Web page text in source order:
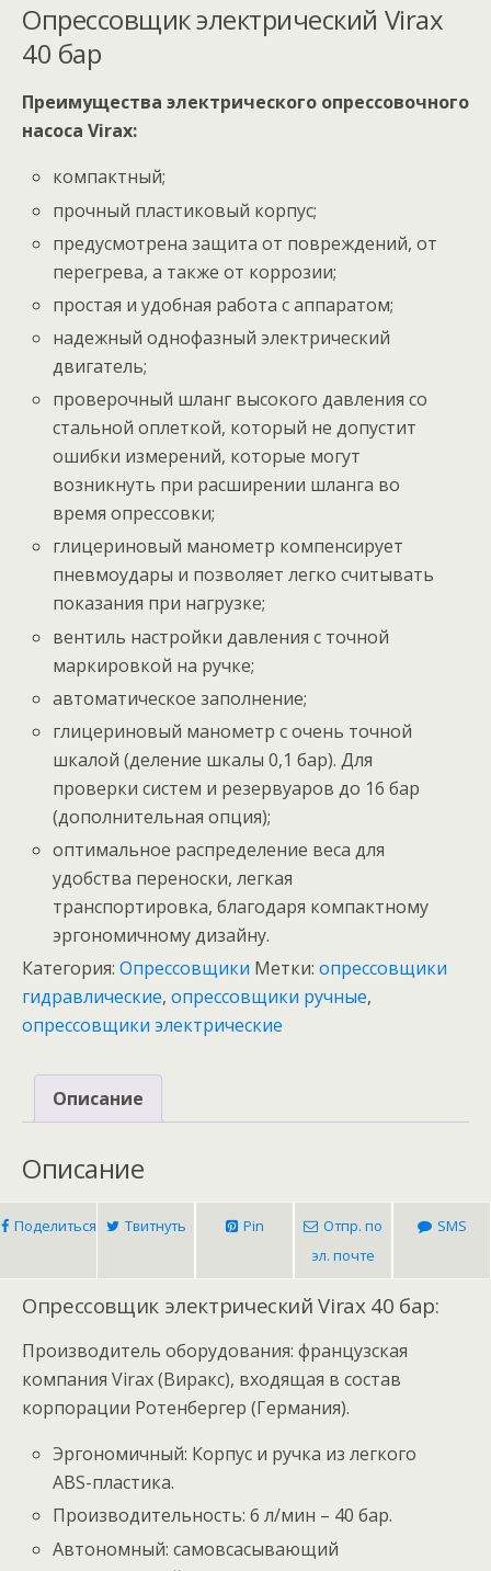
Опрессовщик электрический Virax
40 бар
Преимущества электрического опрессовочного
насоса Virax:
компактный;
прочный пластиковый корпус;
предусмотрена защита от повреждений, от
перегревa, а также от коррозии;
простая и удобная работа с аппаратом;
надежный однофазный электрический
двигатель;
проверочный шланг высокого давления со
стальной оплеткой, который не допустит
ошибки измерений, которые могут
возникнуть при расширении шланга во
время опрессовки;
глицериновый манометр компенсирует
пневмоудары и позволяет легко считывать
показания при нагрузке;
вентиль настройки давления с точной
маркировкой на ручке;
автоматическое заполнение;
глицериновый манометр с очень точной
шкалой (деление шкалы 0,1 бар). Для
проверки систем и резервуаров до 16 бар
(дополнительная опция);
оптимальное распределение веса для
удобства переноски, легкая
транспортировка, благодаря компактному
эргономичному дизайну.
Категория: Опрессовщики Метки: опрессовщики
гидравлические, опрессовщики ручные,
опрессовщики электрические
Описание
Описание
Поделиться Твитнуть Pin
Отпр. по
эл. почте
SMS
Опрессовщик электрический Virax 40 бар:
Производитель оборудования: французская
компания Virax (Виракс), входящая в состав
корпорации Ротенбергер (Германия).
Эргономичный: Корпус и ручка из легкого
ABS-пластика.
Производительность: 6 л/мин – 40 бар.
Автономный: самовсасывающий